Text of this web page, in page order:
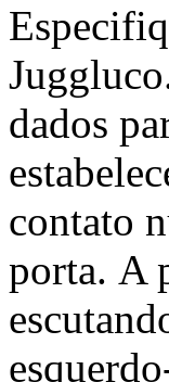
dados
contato
porta. A